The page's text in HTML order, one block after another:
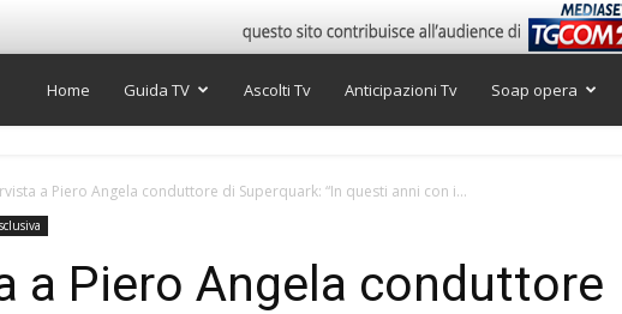
Super
TV
Home Guida TV Ascolti Tv Anticipazioni Tv Soap opera
a Piero Angela conduttore di Superquark: “In questi anni con i...
a Piero Angela conduttore